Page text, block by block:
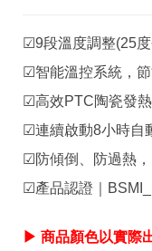
☑9段溫度調整(25
☑智能溫控系統，
☑高效PTC陶瓷發
☑連續啟動8小時自
☑防傾倒、防過熱
☑產品認證｜
▶ 商品顏色以實際